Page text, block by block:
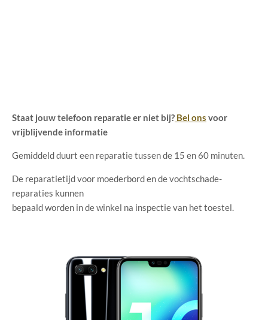
Staat jouw telefoon reparatie er niet bij? Bel ons voor
vrijblijvende informatie
Gemiddeld duurt een reparatie tussen de 15 en 60 minuten.
De reparatietijd voor moederbord en de vochtschade-
reparaties kunnen
bepaald worden in de winkel na inspectie van het toestel.